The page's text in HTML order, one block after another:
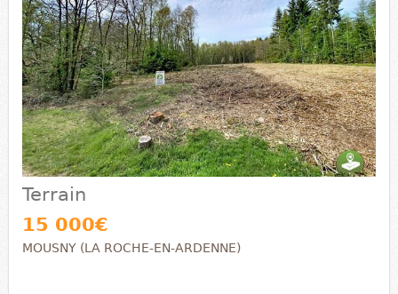
Terrain
15 000€
MOUSNY (LA ROCHE-EN-ARDENNE)